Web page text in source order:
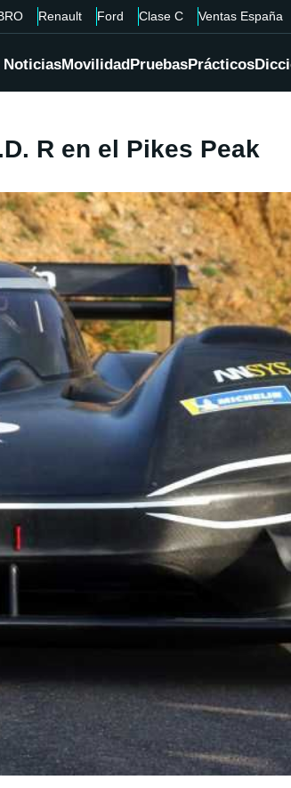
Renault Ford Clase C Ventas España
NoticiasMovilidadPruebasPrácticos
R en el Pikes Peak